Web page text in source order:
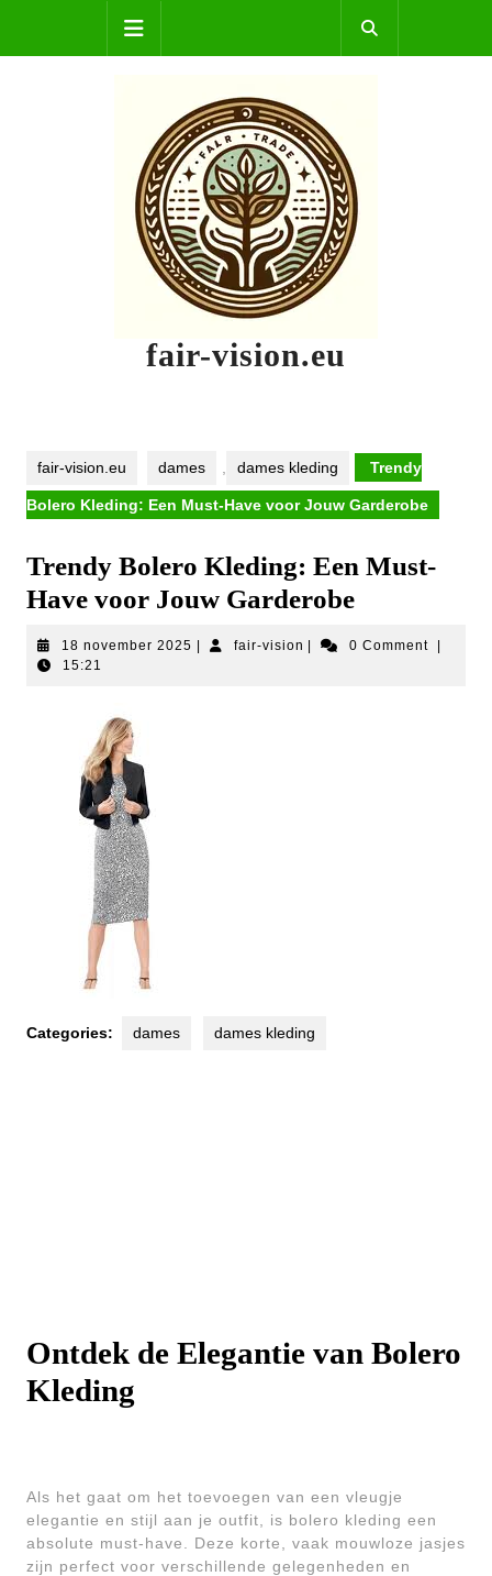
content
fair-vision.eu
fair-vision.eu dames dames kleding Trendy
Bolero Kleding: Een Must-Have voor Jouw Garderobe
Trendy Bolero Kleding: Een Must-
Have voor Jouw Garderobe
18 november 2025 18
fair-vision fair-
0 Comment
15:21
Categories: dames dames kleding
Ontdek de Elegantie van Bolero
Kleding
Als het gaat om het toevoegen van een vleugje
elegantie en stijl aan je outfit, is bolero kleding een
absolute must-have. Deze korte, vaak mouwloze jasjes
zijn perfect voor verschillende gelegenheden en